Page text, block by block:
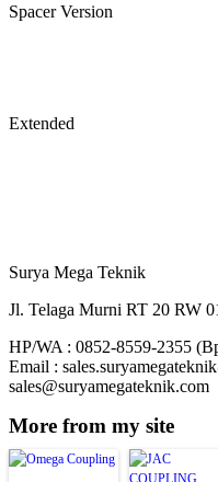
Spacer Version
Extended
Surya Mega Teknik
Jl. Telaga Murni RT 20 RW
HP/WA : 0852-8559-2355
Email :
sales@suryamegateknik.com
More from my site